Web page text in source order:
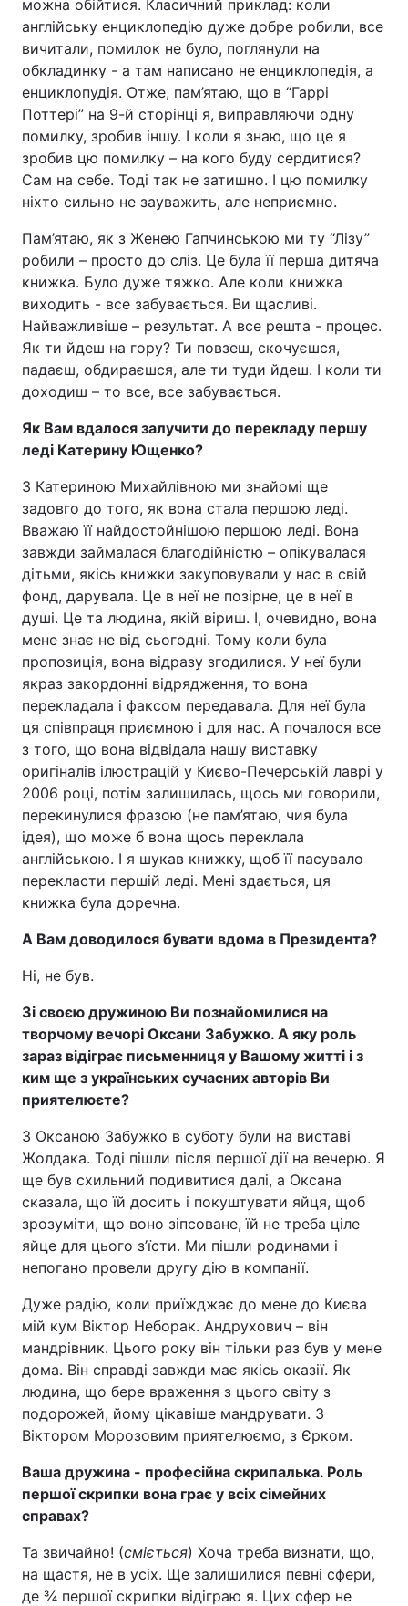
можна обійтися. Класичний приклад: коли
англійську енциклопедію дуже добре робили, все
вичитали, помилок не було, поглянули на
обкладинку - а там написано не енциклопедія, а
енциклопудія. Отже, пам’ятаю, що в “Гаррі
Поттері” на 9-й сторінці я, виправляючи одну
помилку, зробив іншу. І коли я знаю, що це я
зробив цю помилку – на кого буду сердитися?
Сам на себе. Тоді так не затишно. І цю помилку
ніхто сильно не зауважить, але неприємно.
Пам’ятаю, як з Женею Гапчинською ми ту “Лізу”
робили – просто до сліз. Це була її перша дитяча
книжка. Було дуже тяжко. Але коли книжка
виходить - все забувається. Ви щасливі.
Найважливіше – результат. А все решта - процес.
Як ти йдеш на гору? Ти повзеш, скочуєшся,
падаєш, обдираєшся, але ти туди йдеш. І коли ти
доходиш – то все, все забувається.
Як Вам вдалося залучити до перекладу першу
леді Катерину Ющенко?
З Катериною Михайлівною ми знайомі ще
задовго до того, як вона стала першою леді.
Вважаю її найдостойнішою першою леді. Вона
завжди займалася благодійністю – опікувалася
дітьми, якісь книжки закуповували у нас в свій
фонд, дарувала. Це в неї не позірне, це в неї в
душі. Це та людина, якій віриш. І, очевидно, вона
мене знає не від сьогодні. Тому коли була
пропозиція, вона відразу згодилися. У неї були
якраз закордонні відрядження, то вона
перекладала і факсом передавала. Для неї була
ця співпраця приємною і для нас. А почалося все
з того, що вона відвідала нашу виставку
оригіналів ілюстрацій у Києво-Печерській лаврі у
2006 році, потім залишилась, щось ми говорили,
перекинулися фразою (не пам’ятаю, чия була
ідея), що може б вона щось переклала
англійською. І я шукав книжку, щоб її пасувало
перекласти першій леді. Мені здається, ця
книжка була доречна.
А Вам доводилося бувати вдома в Президента?
Ні, не був.
Зі своєю дружиною Ви познайомилися на
творчому вечорі Оксани Забужко. А яку роль
зараз відіграє письменниця у Вашому житті і з
ким ще з українських сучасних авторів Ви
приятелюєте?
З Оксаною Забужко в суботу були на виставі
Жолдака. Тоді пішли після першої дії на вечерю. Я
ще був схильний подивитися далі, а Оксана
сказала, що їй досить і покуштувати яйця, щоб
зрозуміти, що воно зіпсоване, їй не треба ціле
яйце для цього з’їсти. Ми пішли родинами і
непогано провели другу дію в компанії.
Дуже радію, коли приїжджає до мене до Києва
мій кум Віктор Неборак. Андрухович – він
мандрівник. Цього року він тільки раз був у мене
дома. Він справді завжди має якісь оказії. Як
людина, що бере враження з цього світу з
подорожей, йому цікавіше мандрувати. З
Віктором Морозовим приятелюємо, з Єрком.
Ваша дружина - професійна скрипалька. Роль
першої скрипки вона грає у всіх сімейних
справах?
Та звичайно! (сміється) Хоча треба визнати, що,
на щастя, не в усіх. Ще залишилися певні сфери,
де ¾ першої скрипки відіграю я. Цих сфер не